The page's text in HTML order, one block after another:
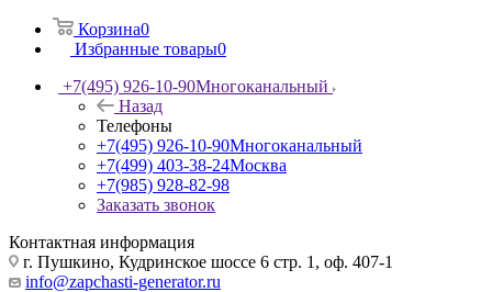
Корзина0
Избранные товары0
+7(495) 926-10-90Многоканальный
Назад
Телефоны
+7(495) 926-10-90Многоканальный
+7(499) 403-38-24Москва
+7(985) 928-82-98
Заказать звонок
Контактная информация
г. Пушкино, Кудринское шоссе 6 стр. 1, оф. 407-1
info@zapchasti-generator.ru